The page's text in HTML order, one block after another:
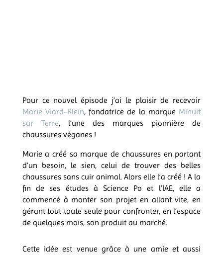
Pour ce nouvel épisode j’ai le plaisir de recevoir
Marie Viard-Klein, fondatrice de la marque Minuit
sur Terre, l’une des marques pionnière de
chaussures véganes !
Marie a créé sa marque de chaussures en partant
d’un besoin, le sien, celui de trouver des belles
chaussures sans cuir animal. Alors elle l’a créé ! A la
fin de ses études à Science Po et l’IAE, elle a
commencé à monter son projet en allant vite, en
gérant tout toute seule pour confronter, en l’espace
de quelques mois, son produit au marché.
Cette idée est venue grâce à une amie et aussi